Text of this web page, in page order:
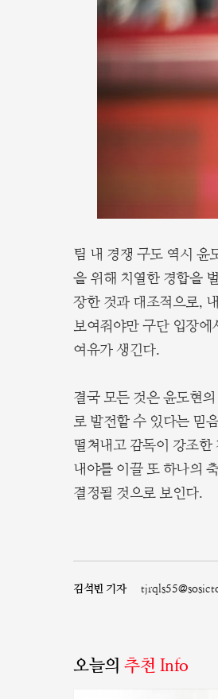
팀 내 경쟁 구도 역시 윤
을 위해 치열한 경합을
장한 것과 대조적으로,
보여줘야만 구단 입장
여유가 생긴다.
결국 모든 것은 윤도현
로 발전할 수 있다는 믿
떨쳐내고 감독이 강조한
내야를 이끌 또 하나의
결정될 것으로 보인다.
김석빈 기자
오늘의 추천 Info